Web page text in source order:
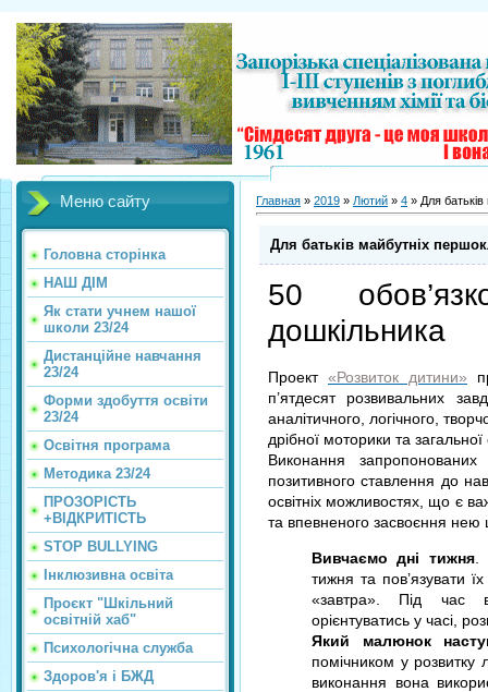
Меню сайту
Головна сторінка
НАШ ДІМ
Як стати учнем нашої
школи 23/24
Дистанційне навчання
23/24
Форми здобуття освіти
23/24
Освітня програма
Методика 23/24
ПРОЗОРІСТЬ
+ВІДКРИТІСТЬ
STOP BULLYING
Інклюзивна освіта
Проєкт "Шкільний
освітній хаб"
Психологічна служба
Здоров'я і БЖД
Главная » 2019 » Лютий » 4 » Для
Для батьків майбутніх
50
дошкільника
Проект «Розвиток дитини»
п’ятдесят розвивальних
аналітичного, логічного,
дрібної моторики та загальної
Виконання
позитивного ставлення до
освітніх можливостях, що є
та впевненого засвоєння
Вивчаємо дні тижня
тижня та пов’язувати
«завтра». Під час
орієнтуватись у часі,
Який малюнок
помічником у розвитку
виконання вона